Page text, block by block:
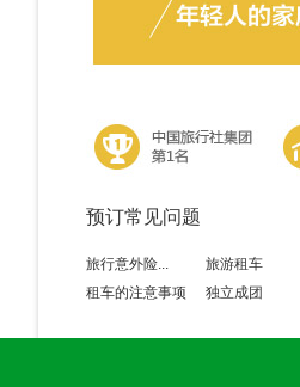
去武陵山大裂谷旅游途中脱
请保留好导游的电话，以
预订常见问题
旅行意外险...
旅游租车
租车的注意事项
独立成团